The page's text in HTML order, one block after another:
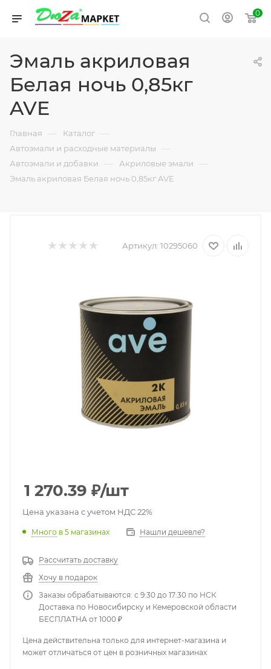
0
Эмаль акриловая
Белая ночь 0,85кг
AVE
Главная — Каталог —
Автоэмали и расходные материалы —
Автоэмали и добавки — Акриловые эмали —
Эмаль акриловая Белая ночь 0,85кг AVE
Артикул: 10295060
1 270.39 ₽/шт
Цена указана с учетом НДС 22%
Много в 5 магазинах Нашли дешевле?
Рассчитать доставку
Хочу в подарок
Заказы обрабатываются: с 9:30 до 17:30 по НСК
Доставка по Новосибирску и Кемеровской области
БЕСПЛАТНА от 1000 ₽
Цена действительна только для интернет-магазина и
может отличаться от цен в розничных магазинах